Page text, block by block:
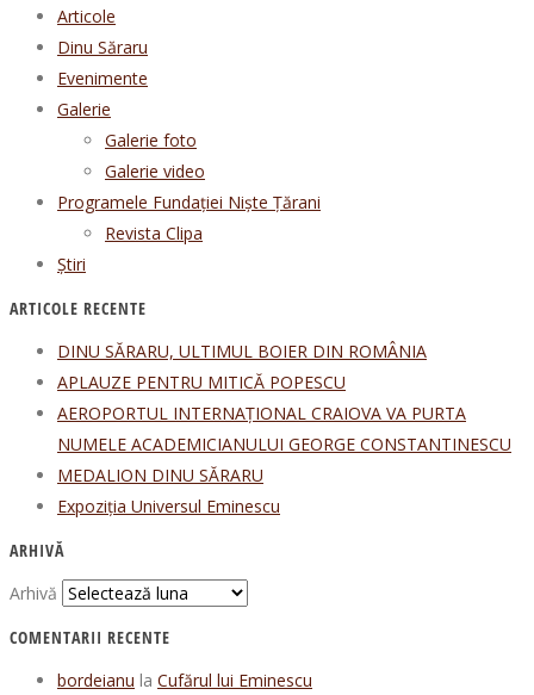
Articole
Dinu Săraru
Evenimente
Galerie
Galerie foto
Galerie video
Programele Fundației Niște Țărani
Revista Clipa
Știri
ARTICOLE RECENTE
DINU SĂRARU, ULTIMUL BOIER DIN ROMÂNIA
APLAUZE PENTRU MITICĂ POPESCU
AEROPORTUL INTERNAȚIONAL CRAIOVA VA PURTA
NUMELE ACADEMICIANULUI GEORGE CONSTANTINESCU
MEDALION DINU SĂRARU
Expoziția Universul Eminescu
ARHIVĂ
Arhivă
COMENTARII RECENTE
bordeianu la Cufărul lui Eminescu